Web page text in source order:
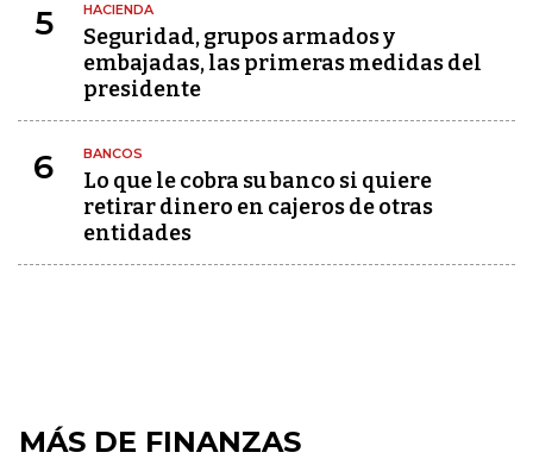
5 HACIENDA
Seguridad, grupos armados y
embajadas, las primeras medidas del
presidente
6 BANCOS
Lo que le cobra su banco si quiere
retirar dinero en cajeros de otras
entidades
MÁS DE FINANZAS